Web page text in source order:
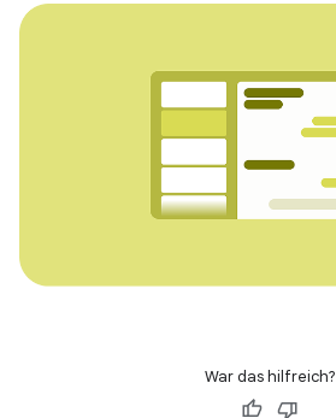
War das hilfreich?